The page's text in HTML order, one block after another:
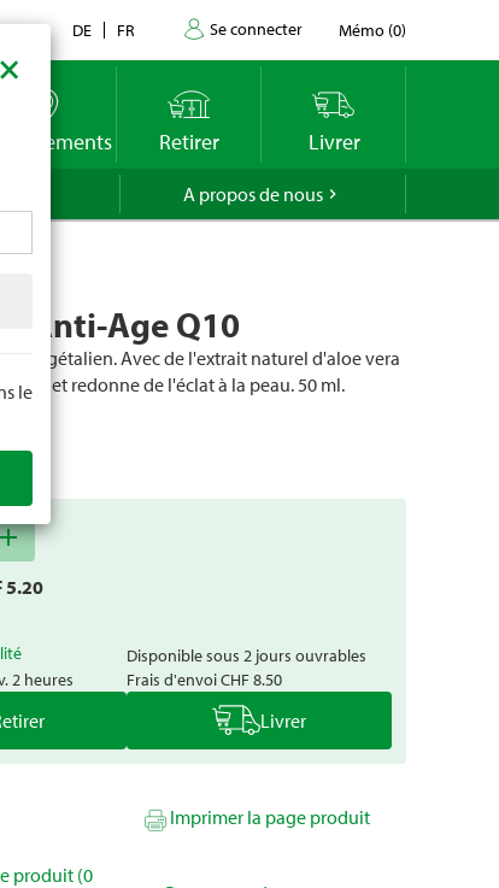
DE FR Se connecter Mémo (0)
Retirer Livrer
A propos de nous
Anti-Age Q10
végétalien. Avec de l'extrait naturel d'aloe vera
et redonne de l'éclat à la peau. 50 ml.
5.20
2 heures
Disponible sous 2 jours ouvrables
Frais d'envoiCHF 8.50
Livrer
Imprimer la page produit
produit (0
×
le